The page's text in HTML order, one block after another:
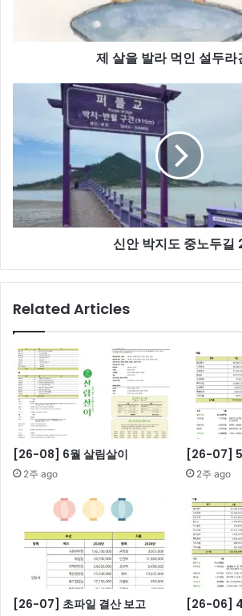
제 살을 발라 먹인 설두라
지
노
두
길
신안 박지도 중노두길
Related Articles
[26-08] 6월 살림살이
2주 ago
[26-07] 5
2주 ago
[26-07] 초파일 결산 보고 [26-06] 4